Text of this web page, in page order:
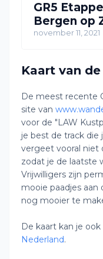
GR5
Bergen op
november 11, 2021
Kaart van
De meest recente
site van
voor de "LAW
je best de track
vergeet vooral
zodat je de laatste
Vrijwilligers zijn
mooie paadjes
nog mooier te
De kaart kan je
Nederland.